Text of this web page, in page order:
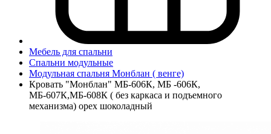
Мебель для спальни
Спальни модульные
Модульная спальня Монблан ( венге)
Кровать "Монблан" МБ-606К, МБ -606К,
МБ-607К,МБ-608К ( без каркаса и подъемного
механизма) орех шоколадный